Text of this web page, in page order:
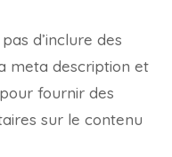
d’inclure des
meta description et
fournir des
sur le contenu